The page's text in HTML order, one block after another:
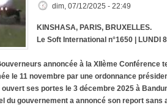
dim, 07/12/2025 - 22:49
KINSHASA, PARIS, BRUXELLES.
Le Soft International n°1650 | LUNDI
annoncée à la XIIème Conférence
le 11 novembre par une ordonnance
ses portes le 3 décembre 2025 à
du gouvernement a annoncé son report sans